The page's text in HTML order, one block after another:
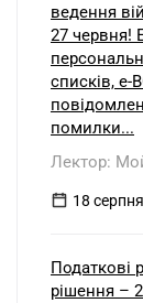
ведення
27 червня!
списків, е-
помилки...
Лектор:
18
Податкові
рішення –